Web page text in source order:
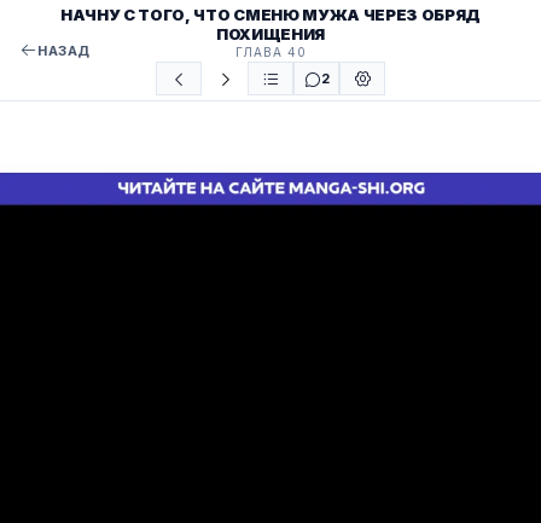
НАЗАД
НАЧНУ С ТОГО, ЧТО СМЕНЮ МУЖА ЧЕРЕЗ ОБРЯД
ПОХИЩЕНИЯ
ГЛАВА 40
2